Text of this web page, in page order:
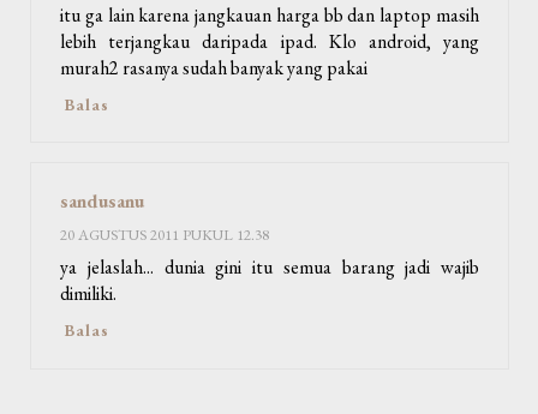
itu ga lain karena jangkauan harga bb dan laptop masih
lebih terjangkau daripada ipad. Klo android, yang
murah2 rasanya sudah banyak yang pakai
Balas
sandusanu
20 AGUSTUS 2011 PUKUL 12.38
ya jelaslah... dunia gini itu semua barang jadi wajib
dimiliki.
Balas